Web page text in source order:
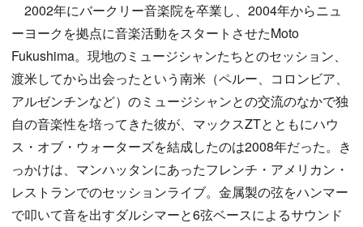
2002年にバークリー音楽院を卒業し、2004年からニュ
ーヨークを拠点に音楽活動をスタートさせたMoto
Fukushima。現地のミュージシャンたちとのセッション、
渡米してから出会ったという南米（ペルー、コロンビア、
アルゼンチンなど）のミュージシャンとの交流のなかで独
自の音楽性を培ってきた彼が、マックスZTとともにハウ
ス・オブ・ウォーターズを結成したのは2008年だった。き
っかけは、マンハッタンにあったフレンチ・アメリカン・
レストランでのセッションライブ。金属製の弦をハンマー
で叩いて音を出すダルシマーと6弦ベースによるサウンド